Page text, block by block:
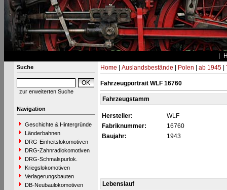
Suche
zur erweiterten Suche
Navigation
Geschichte & Hintergründe
Länderbahnen
DRG-Einheitslokomotiven
DRG-Zahnradlokomotiven
DRG-Schmalspurlok.
Kriegslokomotiven
Verlagerungsbauten
DB-Neubaulokomotiven
Home Auslandsbestände Polen ab 1945|
Fahrzeugportrait WLF 16760
Fahrzeugstamm
Hersteller:
WLF
Fabriknummer:
16760
Baujahr:
1943
Lebenslauf